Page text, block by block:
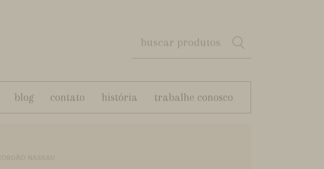
blog contato história trabalhe conosco